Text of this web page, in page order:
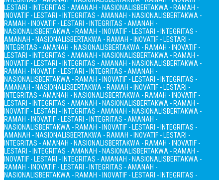
LESTARI - INTEGRITAS - AMANAH - NASIONALISBERTAKWA - RAMAH -
INOVATIF - LESTARI - INTEGRITAS - AMANAH - NASIONALISBERTAKWA -
RAMAH - INOVATIF - LESTARI - INTEGRITAS - AMANAH -
NASIONALISBERTAKWA - RAMAH - INOVATIF - LESTARI - INTEGRITAS -
AMANAH - NASIONALISBERTAKWA - RAMAH - INOVATIF - LESTARI -
INTEGRITAS - AMANAH - NASIONALISBERTAKWA - RAMAH - INOVATIF -
LESTARI - INTEGRITAS - AMANAH - NASIONALISBERTAKWA - RAMAH -
INOVATIF - LESTARI - INTEGRITAS - AMANAH - NASIONALISBERTAKWA -
RAMAH - INOVATIF - LESTARI - INTEGRITAS - AMANAH -
NASIONALISBERTAKWA - RAMAH - INOVATIF - LESTARI - INTEGRITAS -
AMANAH - NASIONALISBERTAKWA - RAMAH - INOVATIF - LESTARI -
INTEGRITAS - AMANAH - NASIONALISBERTAKWA - RAMAH - INOVATIF -
LESTARI - INTEGRITAS - AMANAH - NASIONALISBERTAKWA - RAMAH -
INOVATIF - LESTARI - INTEGRITAS - AMANAH - NASIONALISBERTAKWA -
RAMAH - INOVATIF - LESTARI - INTEGRITAS - AMANAH -
NASIONALISBERTAKWA - RAMAH - INOVATIF - LESTARI - INTEGRITAS -
AMANAH - NASIONALISBERTAKWA - RAMAH - INOVATIF - LESTARI -
INTEGRITAS - AMANAH - NASIONALISBERTAKWA - RAMAH - INOVATIF -
LESTARI - INTEGRITAS - AMANAH - NASIONALISBERTAKWA - RAMAH -
INOVATIF - LESTARI - INTEGRITAS - AMANAH - NASIONALISBERTAKWA -
RAMAH - INOVATIF - LESTARI - INTEGRITAS - AMANAH -
NASIONALISBERTAKWA - RAMAH - INOVATIF - LESTARI - INTEGRITAS -